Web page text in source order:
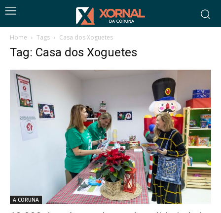
Home Tags Casa dos Xoguetes
Tag: Casa dos Xoguetes
A CORUÑA